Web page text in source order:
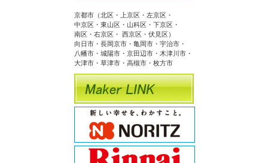
京都市（北区・上京区・左京区・
中京区・東山区・山科区・下京区・
南区・右京区・ 西京区・伏見区）
向日市・長岡京市・亀岡市・宇治市・
八幡市・城陽市・京田辺市・木津川市・
大津市・草津市・高槻市・枚方市